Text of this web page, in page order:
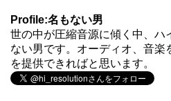
Profile:名もない男
世の中が圧縮音源に傾く中、ハ
ない男です。オーディオ、音楽
を提供できればと思います。